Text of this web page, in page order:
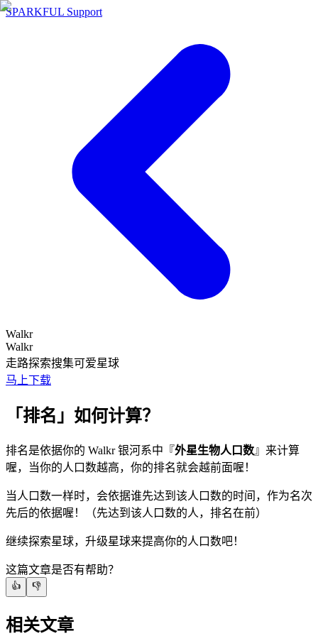
SPARKFUL Support
Walkr
Walkr
走路探索搜集可爱星球
马上下载
「排名」如何计算？
排名是依据你的 Walkr 银河系中『外星生物人口数』来计算
喔，当你的人口数越高，你的排名就会越前面喔！
当人口数一样时，会依据谁先达到该人口数的时间，作为名次
先后的依据喔！（先达到该人口数的人，排名在前）
继续探索星球，升级星球来提高你的人口数吧！
这篇文章是否有帮助？
👍 👎
相关文章